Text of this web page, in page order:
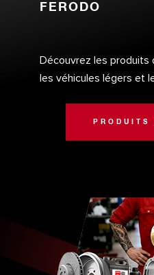
FERODO
Découvrez les produits
les véhicules légers et
PRODUITS